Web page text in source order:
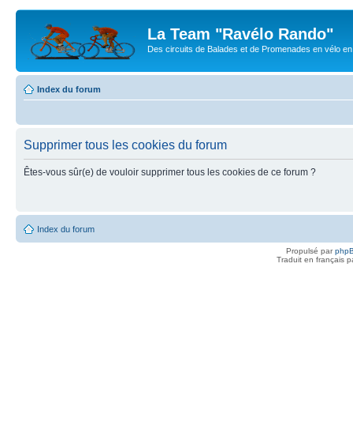
La Team "Ravélo Rando"
Des circuits de Balades et de Promenades en vélo
Index du forum
Supprimer tous les cookies du forum
Êtes-vous sûr(e) de vouloir supprimer tous les cookies de ce forum ?
Index du forum
Propulsé par
Traduit en français